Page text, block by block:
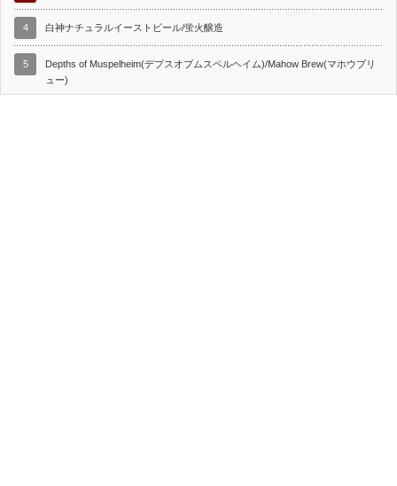
4 白神ナチュラルイーストビール/蛍火醸造
5
Depths of Muspelheim(デプスオブムスペルヘイム)/Mahow Brew(マホウブリ
ュー)